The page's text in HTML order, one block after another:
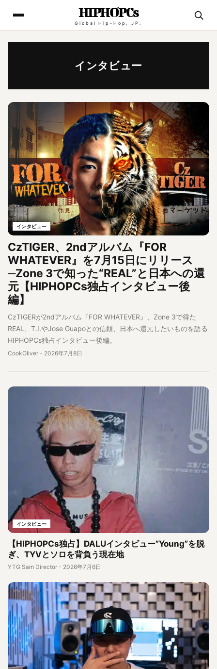
HIPHOPCs
Global Hip-Hop, JP.
インタビュー
インタビュー
CzTIGER、2ndアルバム『FOR
WHATEVER』を7月15日にリリース
─Zone 3で知った“REAL”と日本への還
元【HIPHOPCs独占インタビュー後
編】
CzTIGERが2ndアルバム『FOR WHATEVER』、Zone 3で得た
REAL、T.I.やJose Guapoとの信頼、日本へ還元したいものを語る
HIPHOPCs独占インタビュー後編。
CookOliver - 2026年7月8日
インタビュー
【HIPHOPCs独占】DALUインタビュー”Young”を脱
ぎ、TYVとソロを背負う現在地
YTG Sam Director - 2026年7月6日